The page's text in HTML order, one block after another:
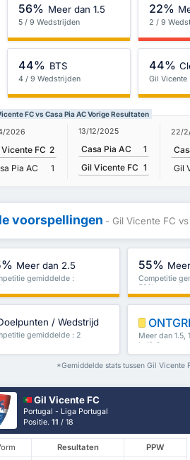
56% Meer dan 1.5
5 / 9 Wedstrijden
22%
2 / 9
44% BTS
4 / 9 Wedstrijden
44%
Gil Vicente
FC vs Casa Pia AC Vorige Resultaten
2026
Vicente FC 2
Pia AC
1
13/12/2025
Casa Pia AC
1
Gil Vicente FC 1
22/
Gil
voorspellingen - Gil Vicente FC vs
Meer dan 2.5
gemiddelde :
55%
Competitie
50%
/ Wedstrijd
gemiddelde : 2
Meer dan 1.5,
helft & meer
*Gemiddelde stats tussen Gil Vicente
Gil Vicente FC
Portugal - Liga Portugal
Positie.11 / 18
Resultaten
PPW